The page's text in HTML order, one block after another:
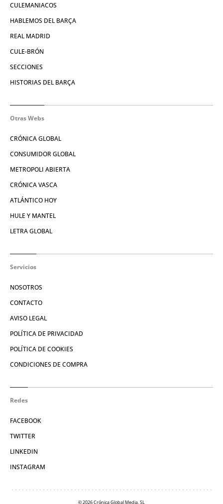
CULEMANIACOS
HABLEMOS DEL BARÇA
REAL MADRID
CULE-BRÓN
SECCIONES
HISTORIAS DEL BARÇA
Otras Webs
CRÓNICA GLOBAL
CONSUMIDOR GLOBAL
METROPOLI ABIERTA
CRÓNICA VASCA
ATLÁNTICO HOY
HULE Y MANTEL
LETRA GLOBAL
Servicios
NOSOTROS
CONTACTO
AVISO LEGAL
POLÍTICA DE PRIVACIDAD
POLÍTICA DE COOKIES
CONDICIONES DE COMPRA
Redes
FACEBOOK
TWITTER
LINKEDIN
INSTAGRAM
© 2026 Crónica Global Media, SL